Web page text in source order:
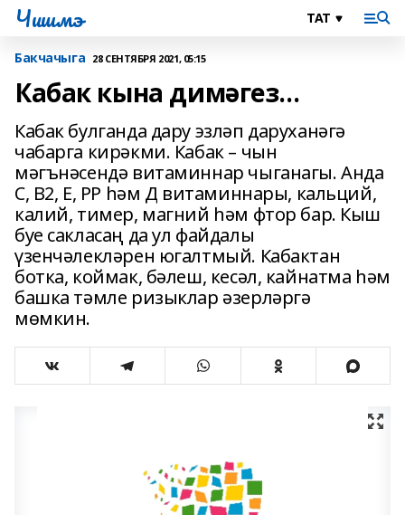
Чишмэ
Бакчачыга 28 СЕНТЯБРЯ 2021, 05:15
Кабак кына димәгез...
Кабак булганда дару эзләп даруханәгә
чабарга кирәкми. Кабак – чын
мәгънәсендә витаминнар чыганагы. Анда
С, В2, Е, РР һәм Д витаминнары, кальций,
калий, тимер, магний һәм фтор бар. Кыш
буе сакласаң да ул файдалы
үзенчәлекләрен югалтмый. Кабактан
ботка, коймак, бәлеш, кесәл, кайнатма һәм
башка тәмле ризыклар әзерләргә
мөмкин.